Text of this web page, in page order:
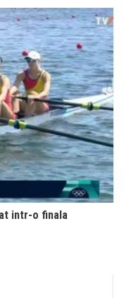
intr-o finala